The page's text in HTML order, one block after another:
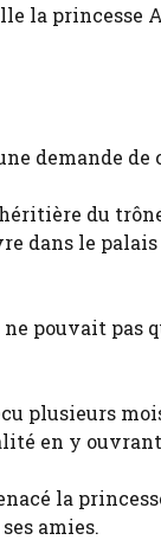
la princesse
demande
du
dans le
pouvait
plusieurs
en y
la
amies.